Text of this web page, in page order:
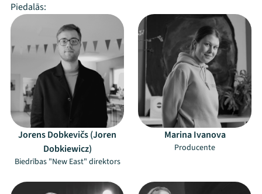
Piedalās:
Jorens Dobkevičs (Joren
Dobkiewicz)
Biedrības "New East" direktors
Marina Ivanova
Producente